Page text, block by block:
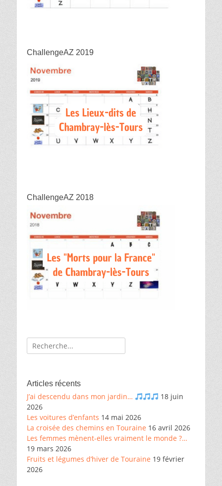
ChallengeAZ 2019
ChallengeAZ 2018
Recherche
de:
Articles récents
J’ai descendu dans mon jardin…
18 juin
2026
Les voitures d’enfants 14 mai 2026
La croisée des chemins en Touraine 16 avril 2026
Les femmes mènent-elles vraiment le monde ?…
19 mars 2026
Fruits et légumes d’hiver de Touraine 19 février
2026